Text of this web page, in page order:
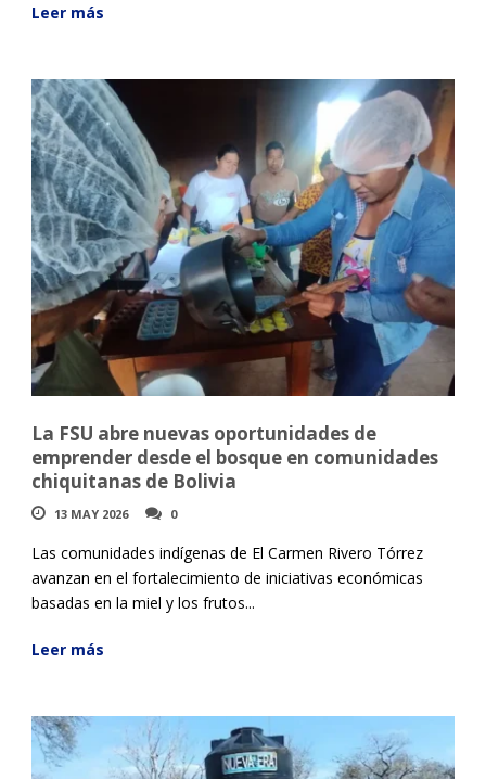
Leer más
La FSU abre nuevas oportunidades de
emprender desde el bosque en comunidades
chiquitanas de Bolivia
13 MAY 2026 0
Las comunidades indígenas de El Carmen Rivero Tórrez
avanzan en el fortalecimiento de iniciativas económicas
basadas en la miel y los frutos...
Leer más